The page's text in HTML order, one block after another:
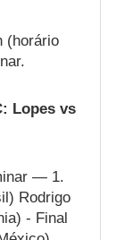
(horário
Lopes vs
— 1.
Rodrigo
- Final